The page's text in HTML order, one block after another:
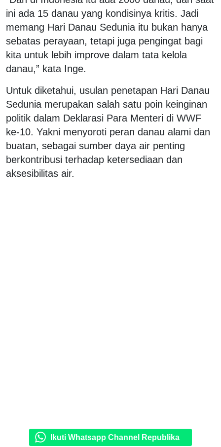
ini ada 15 danau yang kondisinya kritis. Jadi
memang Hari Danau Sedunia itu bukan hanya
sebatas perayaan, tetapi juga pengingat bagi
kita untuk lebih improve dalam tata kelola
danau,” kata Inge.
Untuk diketahui, usulan penetapan Hari Danau
Sedunia merupakan salah satu poin keinginan
politik dalam Deklarasi Para Menteri di WWF
ke-10. Yakni menyoroti peran danau alami dan
buatan, sebagai sumber daya air penting
berkontribusi terhadap ketersediaan dan
aksesibilitas air.
Ikuti Whatsapp Channel Republika